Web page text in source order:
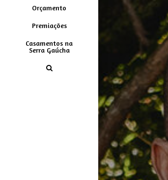
Orçamento
Premiações
Casamentos na
Serra Gaúcha